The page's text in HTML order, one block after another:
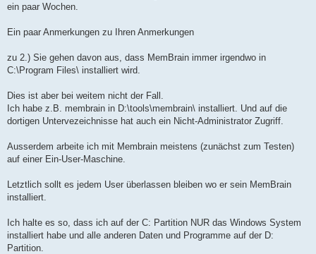
ein paar Wochen.
Ein paar Anmerkungen zu Ihren Anmerkungen
zu 2.) Sie gehen davon aus, dass MemBrain immer irgendwo in
C:\Program Files\ installiert wird.
Dies ist aber bei weitem nicht der Fall.
Ich habe z.B. membrain in D:\tools\membrain\ installiert. Und auf die
dortigen Untervezeichnisse hat auch ein Nicht-Administrator Zugriff.
Ausserdem arbeite ich mit Membrain meistens (zunächst zum Testen)
auf einer Ein-User-Maschine.
Letztlich sollt es jedem User überlassen bleiben wo er sein MemBrain
installiert.
Ich halte es so, dass ich auf der C: Partition NUR das Windows System
installiert habe und alle anderen Daten und Programme auf der D:
Partition.